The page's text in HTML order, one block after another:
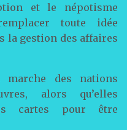
et le népotisme
toute idée
la gestion des affaires
des nations
alors qu’elles
cartes pour être